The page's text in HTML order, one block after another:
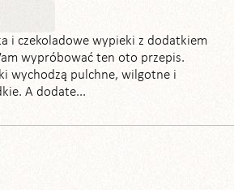
i czekoladowe wypieki z dodatkiem
wypróbować ten oto przepis.
wychodzą pulchne, wilgotne i
A dodate...